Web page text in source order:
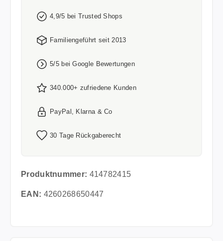
4,9/5 bei Trusted Shops
Familiengeführt seit 2013
5/5 bei Google Bewertungen
340.000+ zufriedene Kunden
PayPal, Klarna & Co
30 Tage Rückgaberecht
Produktnummer: 414782415
EAN: 4260268650447